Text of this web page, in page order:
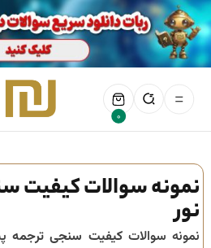
0
نمونه سوالات کیفیت
نور
نمونه سوالاتکیفیت سنجی ترجمه